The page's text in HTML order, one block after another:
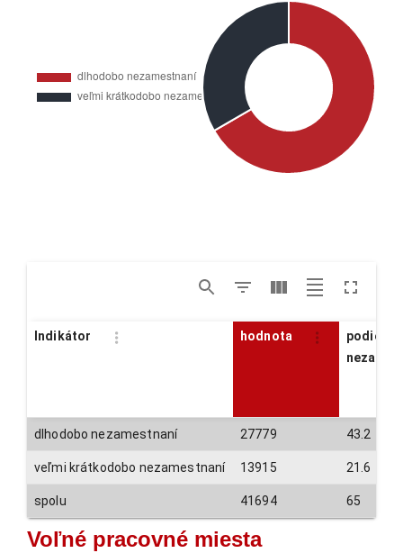
Indikátor hodnota
podiel z
dlhodobo nezamestnaní 27779 43.2
veľmi krátkodobo nezamestnaní 13915 21.6
spolu 41694 65
Voľné pracovné miesta